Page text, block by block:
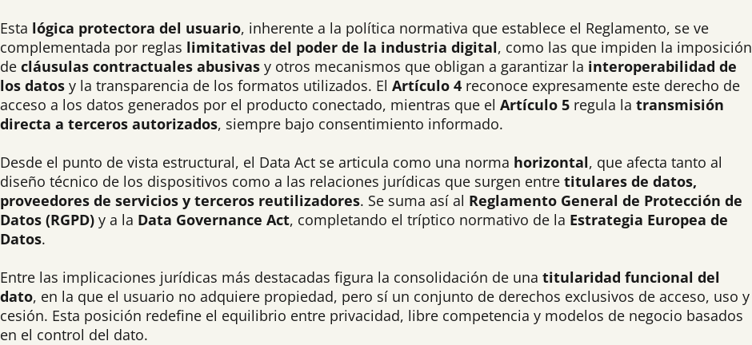
Esta lógica protectora del usuario, inherente a la política normativa que establece el Reglamento, se ve
complementada por reglas limitativas del poder de la industria digital, como las que impiden la imposición
de cláusulas contractuales abusivas y otros mecanismos que obligan a garantizar la interoperabilidad de
los datos y la transparencia de los formatos utilizados. El Artículo 4 reconoce expresamente este derecho de
acceso a los datos generados por el producto conectado, mientras que el Artículo 5 regula la transmisión
directa a terceros autorizados, siempre bajo consentimiento informado.
Desde el punto de vista estructural, el Data Act se articula como una norma horizontal, que afecta tanto al
diseño técnico de los dispositivos como a las relaciones jurídicas que surgen entre titulares de datos,
proveedores de servicios y terceros reutilizadores. Se suma así al Reglamento General de Protección de
Datos (RGPD) y a la Data Governance Act, completando el tríptico normativo de la Estrategia Europea de
Datos.
Entre las implicaciones jurídicas más destacadas figura la consolidación de una titularidad funcional del
dato, en la que el usuario no adquiere propiedad, pero sí un conjunto de derechos exclusivos de acceso, uso y
cesión. Esta posición redefine el equilibrio entre privacidad, libre competencia y modelos de negocio basados
en el control del dato.